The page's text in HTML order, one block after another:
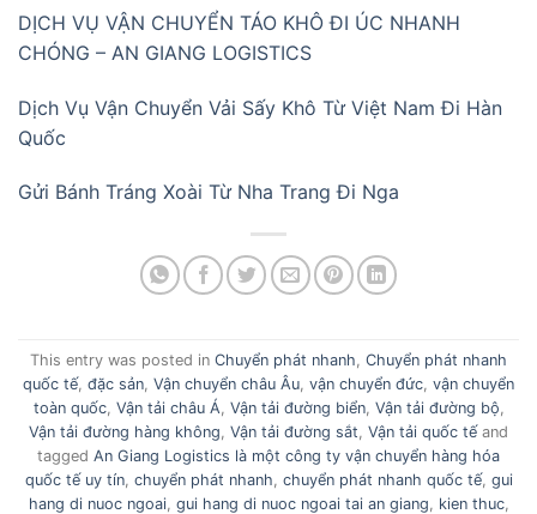
DỊCH VỤ VẬN CHUYỂN TÁO KHÔ ĐI ÚC NHANH
CHÓNG – AN GIANG LOGISTICS
Dịch Vụ Vận Chuyển Vải Sấy Khô Từ Việt Nam Đi Hàn
Quốc
Gửi Bánh Tráng Xoài Từ Nha Trang Đi Nga
This entry was posted in Chuyển phát nhanh Chuyển phát nhanh
quốc tế, đặc sản Vận chuyển châu Âu vận chuyển đức vận chuyển
toàn quốc, Vận tải châu Á Vận tải đường biển, Vận tải đường bộ
Vận tải đường hàng không Vận tải đường sắt Vận tải quốc tếand
tagged An Giang Logistics là một công ty vận chuyển hàng hóa
quốc tế uy tín, chuyển phát nhanh chuyển phát nhanh quốc tế, gui
hang di nuoc ngoai, gui hang di nuoc ngoai tai an giang kien thuc,